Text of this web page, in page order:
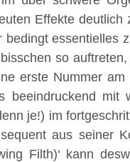
Effekte
essentielles
so
erste Nummer am
beeindruckend mit
je!) im
aus seiner
Filth)‘ kann